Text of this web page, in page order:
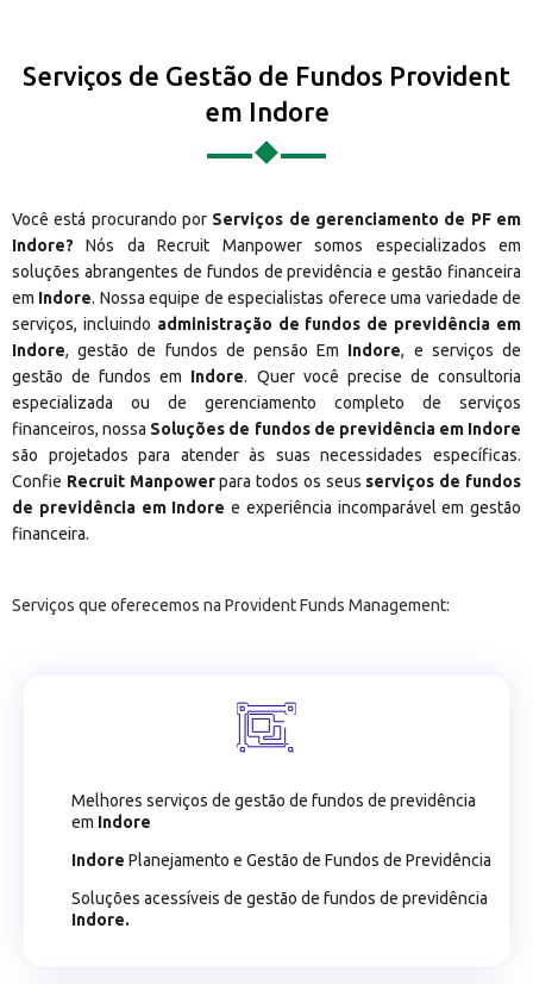
Serviços de Gestão de Fundos Provident
em Indore
Você está procurando por Serviços de gerenciamento de PF em
Indore? Nós da Recruit Manpower somos especializados em
soluções abrangentes de fundos de previdência e gestão financeira
em Indore. Nossa equipe de especialistas oferece uma variedade de
serviços, incluindo administração de fundos de previdência em
Indore, gestão de fundos de pensão Em Indore, e serviços de
gestão de fundos em Indore. Quer você precise de consultoria
especializada ou de gerenciamento completo de serviços
financeiros, nossa Soluções de fundos de previdência em Indore
são projetados para atender às suas necessidades específicas.
Confie Recruit Manpowerpara todos os seus serviços de fundos
de previdência em Indore e experiência incomparável em gestão
financeira.
Serviços que oferecemos na Provident Funds Management:
Melhores serviços de gestão de fundos de previdência
em Indore
Indore Planejamento e Gestão de Fundos de Previdência
Soluções acessíveis de gestão de fundos de previdência
Indore.